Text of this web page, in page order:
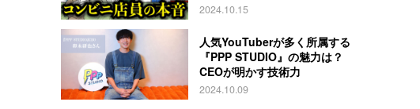
2024.10.15
人気YouTuberが多く所属する
『PPP STUDIO』の魅力は？
CEOが明かす技術力
2024.10.09